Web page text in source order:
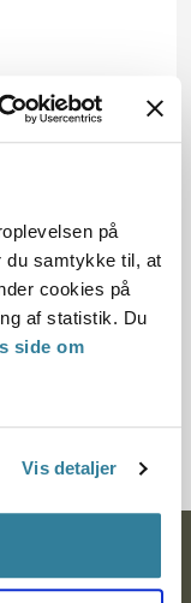
på
du samtykke til, at
cookies på
af statistik. Du
side om
Vis detaljer